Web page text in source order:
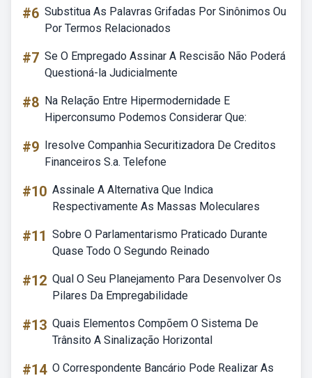
#6 Substitua As Palavras Grifadas Por Sinônimos Ou
Por Termos Relacionados
#7 Se O Empregado Assinar A Rescisão Não Poderá
Questioná-la Judicialmente
#8 Na Relação Entre Hipermodernidade E
Hiperconsumo Podemos Considerar Que:
#9 Iresolve Companhia Securitizadora De Creditos
Financeiros S.a. Telefone
#10 Assinale A Alternativa Que Indica
Respectivamente As Massas Moleculares
#11 Sobre O Parlamentarismo Praticado Durante
Quase Todo O Segundo Reinado
#12 Qual O Seu Planejamento Para Desenvolver Os
Pilares Da Empregabilidade
#13 Quais Elementos Compõem O Sistema De
Trânsito A Sinalização Horizontal
#14 O Correspondente Bancário Pode Realizar As